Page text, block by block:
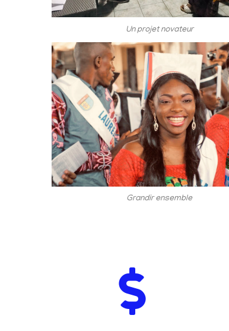
Un projet novateur
Grandir ensemble